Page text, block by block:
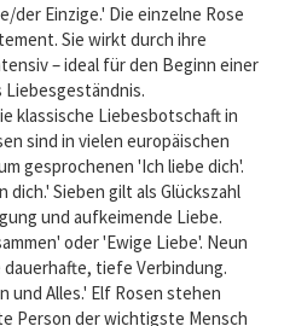
der Einzige.' Die einzelne Rose
Sie wirkt durch ihre
– ideal für den Beginn einer
Liebesgeständnis.
klassische Liebesbotschaft in
sind in vielen europäischen
gesprochenen 'Ich liebe dich'.
dich.' Sieben gilt als Glückszahl
und aufkeimende Liebe.
oder 'Ewige Liebe'. Neun
tiefe Verbindung.
und Alles.' Elf Rosen stehen
Person der wichtigste Mensch